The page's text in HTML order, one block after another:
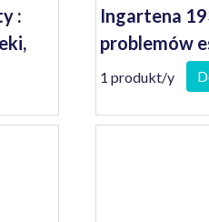
:
Ingartena
problemów
literatury
1 produkt/y